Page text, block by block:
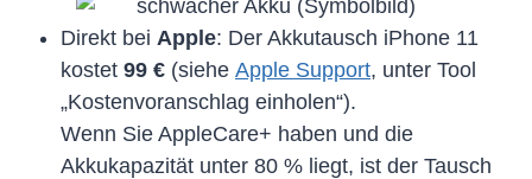
Direkt bei Apple: Der Akkutausch iPhone 11
kostet 99 € (siehe Apple Support, unter Tool
„Kostenvoranschlag einholen“).
Wenn Sie AppleCare+ haben und die
Akkukapazität unter 80 % liegt, ist der Tausch